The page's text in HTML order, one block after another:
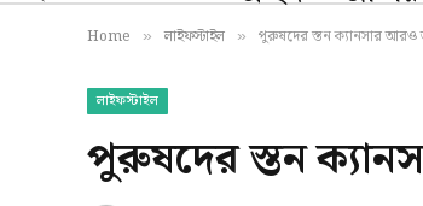
Home » লাইফস্টাইল » পুরুষদের স্তন ক্যানসার আরও
লাইফস্টাইল
পুরুষদের স্তন